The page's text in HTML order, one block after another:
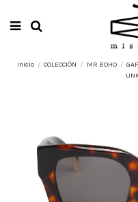
Inicio COLECCIÓN MR BOHO